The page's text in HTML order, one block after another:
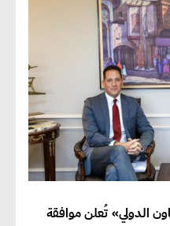
الدولي» تُعلن موافقة